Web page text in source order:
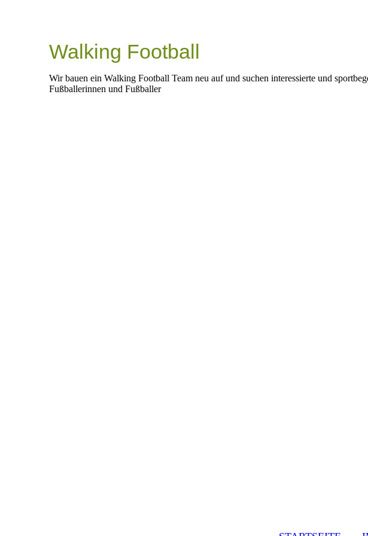
Walking Football
Wir bauen ein Walking Football Team neu auf und suchen interessierte und
Fußballerinnen und Fußballer